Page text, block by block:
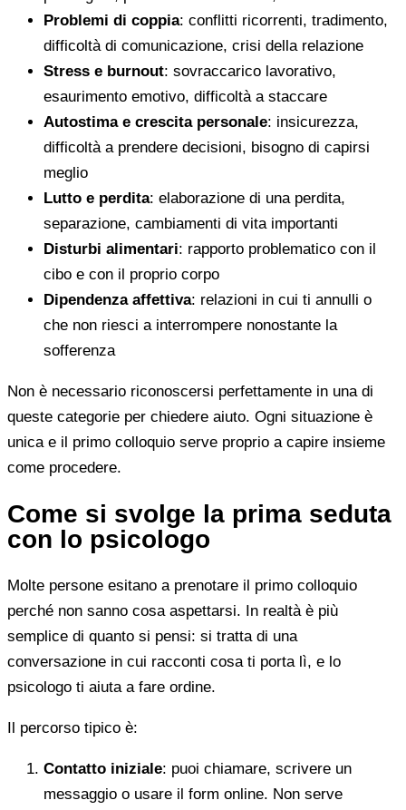
Problemi di coppia: conflitti ricorrenti, tradimento,
difficoltà di comunicazione, crisi della relazione
Stress e burnout: sovraccarico lavorativo,
esaurimento emotivo, difficoltà a staccare
Autostima e crescita personale: insicurezza,
difficoltà a prendere decisioni, bisogno di capirsi
meglio
Lutto e perdita: elaborazione di una perdita,
separazione, cambiamenti di vita importanti
Disturbi alimentari: rapporto problematico con il
cibo e con il proprio corpo
Dipendenza affettiva: relazioni in cui ti annulli o
che non riesci a interrompere nonostante la
sofferenza
Non è necessario riconoscersi perfettamente in una di
queste categorie per chiedere aiuto. Ogni situazione è
unica e il primo colloquio serve proprio a capire insieme
come procedere.
Come si svolge la prima seduta
con lo psicologo
Molte persone esitano a prenotare il primo colloquio
perché non sanno cosa aspettarsi. In realtà è più
semplice di quanto si pensi: si tratta di una
conversazione in cui racconti cosa ti porta lì, e lo
psicologo ti aiuta a fare ordine.
Il percorso tipico è:
Contatto iniziale: puoi chiamare, scrivere un
messaggio o usare il form online. Non serve